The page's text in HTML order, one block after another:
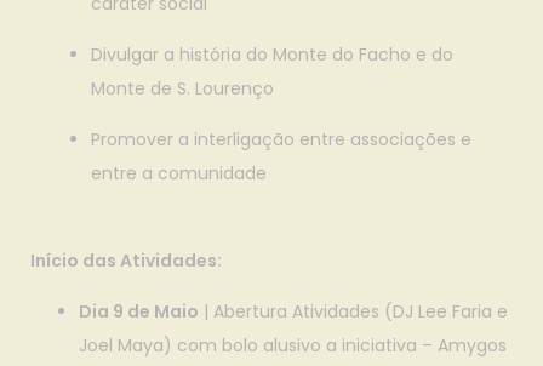
Divulgar a história do Monte do Facho e do
Monte de S. Lourenço
Promover a interligação entre associações e
entre a comunidade
Início das Atividades:
Dia 9 de Maio | Abertura Atividades (DJ Lee Faria e
Joel Maya) com bolo alusivo a iniciativa – Amygos